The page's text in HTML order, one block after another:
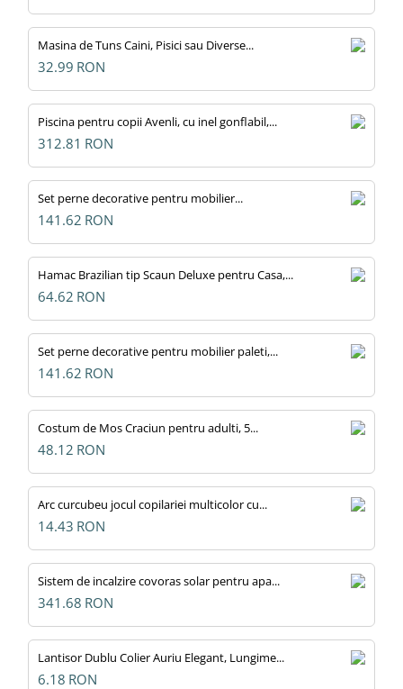
Masina de Tuns Caini, Pisici sau Diverse...
32.99 RON
Piscina pentru copii Avenli, cu inel gonflabil,...
312.81 RON
Set perne decorative pentru mobilier...
141.62 RON
Hamac Brazilian tip Scaun Deluxe pentru Casa,...
64.62 RON
Set perne decorative pentru mobilier paleti,...
141.62 RON
Costum de Mos Craciun pentru adulti, 5...
48.12 RON
Arc curcubeu jocul copilariei multicolor cu...
14.43 RON
Sistem de incalzire covoras solar pentru apa...
341.68 RON
Lantisor Dublu Colier Auriu Elegant, Lungime...
6.18 RON